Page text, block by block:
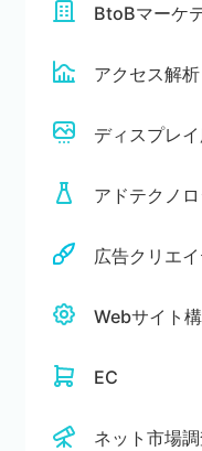
BtoBマーケ
アクセス解析
ディスプレ
アドテクノ
広告クリエ
Webサイト
EC
ネット市場